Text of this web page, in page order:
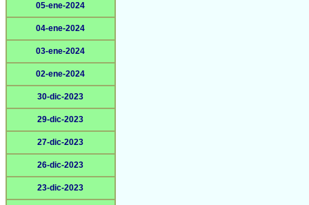
05-ene-2024
04-ene-2024
03-ene-2024
02-ene-2024
30-dic-2023
29-dic-2023
27-dic-2023
26-dic-2023
23-dic-2023